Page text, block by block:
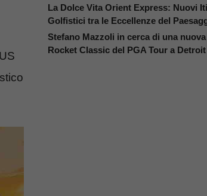
La Dolce Vita Orient Express: Nuovi
Golfistici tra le Eccellenze del
Stefano Mazzoli in cerca di una
Rocket Classic del PGA Tour a Detroit